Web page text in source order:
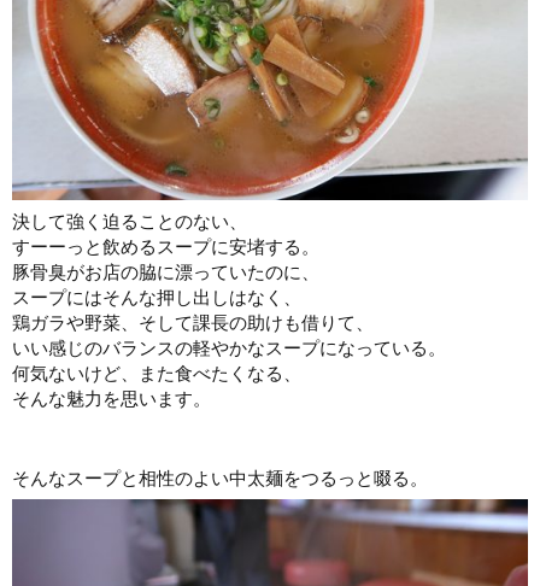
決して強く迫ることのない、
すーーっと飲めるスープに安堵する。
豚骨臭がお店の脇に漂っていたのに、
スープにはそんな押し出しはなく、
鶏ガラや野菜、そして課長の助けも借りて、
いい感じのバランスの軽やかなスープになっている。
何気ないけど、また食べたくなる、
そんな魅力を思います。
そんなスープと相性のよい中太麺をつるっと啜る。